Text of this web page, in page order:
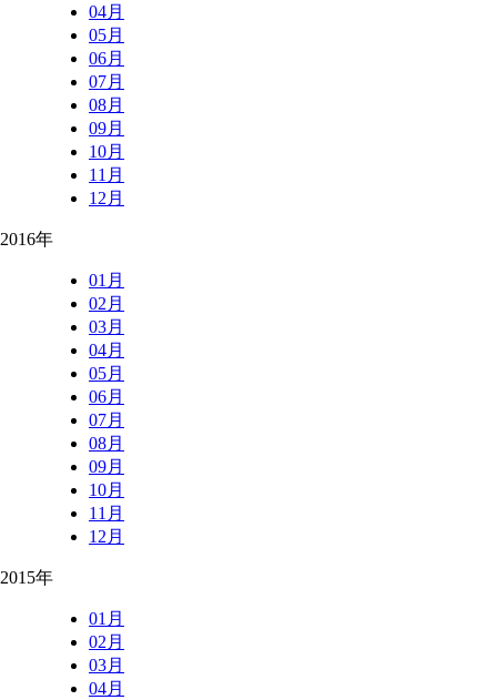
04月
05月
06月
07月
08月
09月
10月
11月
12月
2016年
01月
02月
03月
04月
05月
06月
07月
08月
09月
10月
11月
12月
2015年
01月
02月
03月
04月